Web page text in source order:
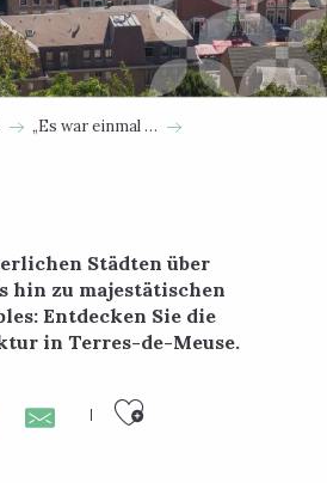
„Es war einmal …
Städten über
hin zu majestätischen
Entdecken Sie die
in Terres-de-Meuse.
Ajouter